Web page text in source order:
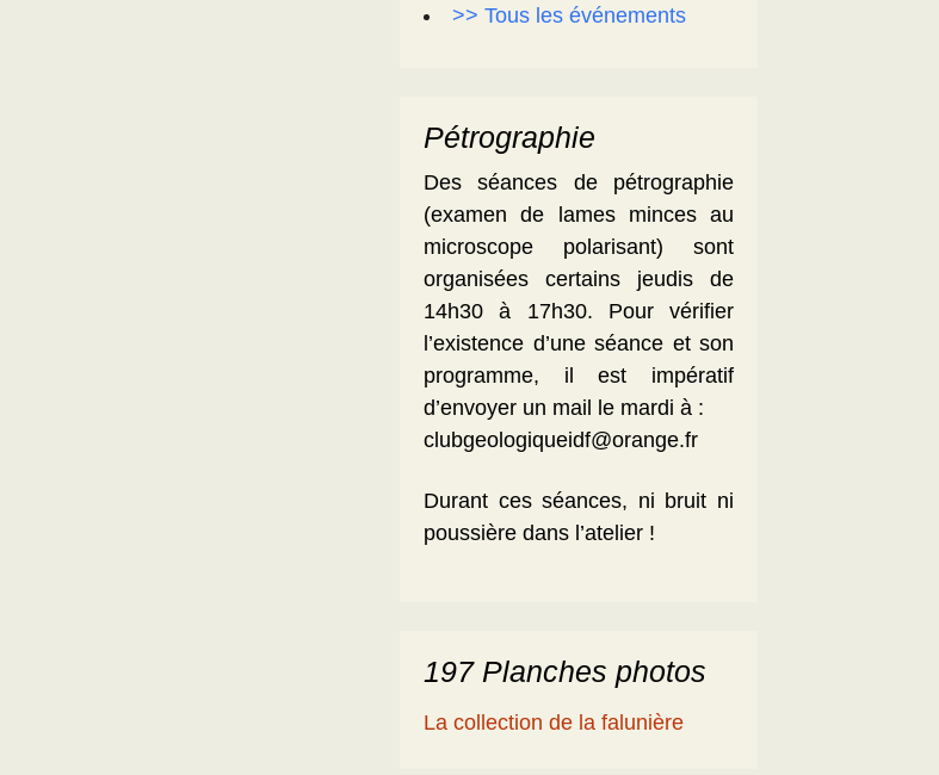
>> Tous les événements
Pétrographie
Des séances de pétrographie
(examen de lames minces au
microscope polarisant) sont
organisées certains jeudis de
14h30 à 17h30. Pour vérifier
l’existence d’une séance et son
programme, il est impératif
d’envoyer un mail le mardi à :
clubgeologiqueidf@orange.fr
Durant ces séances, ni bruit ni
poussière dans l’atelier !
197 Planches photos
La collection de la falunière